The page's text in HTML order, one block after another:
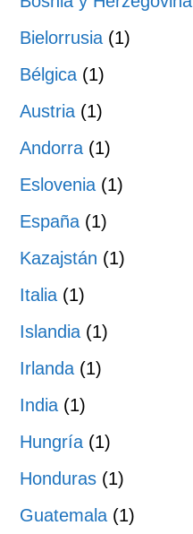
Bielorrusia (1)
Bélgica (1)
Austria (1)
Andorra (1)
Eslovenia (1)
España (1)
Kazajstán (1)
Italia (1)
Islandia (1)
Irlanda (1)
India (1)
Hungría (1)
Honduras (1)
Guatemala (1)